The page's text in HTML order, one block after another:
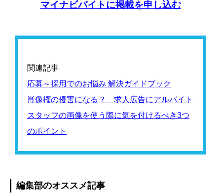
マイナビバイトに掲載を申し込む
関連記事
応募～採用でのお悩み 解決ガイドブック
肖像権の侵害になる？ 求人広告にアルバイト
スタッフの画像を使う際に気を付けるべき3つ
のポイント
編集部のオススメ記事